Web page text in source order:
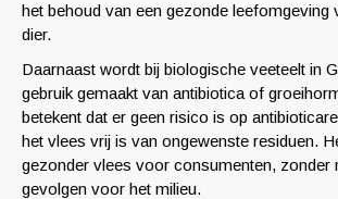
het behoud van een gezonde leefomgeving
dier.
Daarnaast wordt bij biologische veeteelt in
gebruik gemaakt van antibiotica of
betekent dat er geen risico is op
het vlees vrij is van ongewenste residuen.
gezonder vlees voor consumenten, zonder
gevolgen voor het milieu.